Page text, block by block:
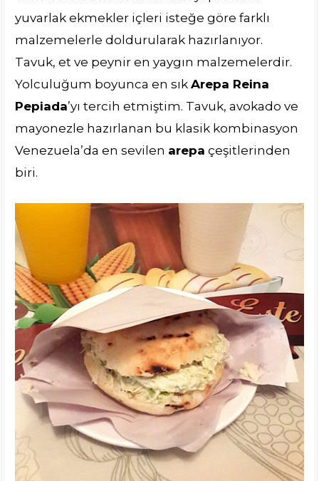
yuvarlak ekmekler içleri isteğe göre farklı
malzemelerle doldurularak hazırlanıyor.
Tavuk, et ve peynir en yaygın malzemelerdir.
Yolculuğum boyunca en sıkArepa Reina
Pepiada’yı tercih etmiştim. Tavuk, avokado ve
mayonezle hazırlanan bu klasik kombinasyon
Venezuela’da en sevilen arepa çeşitlerinden
biri.